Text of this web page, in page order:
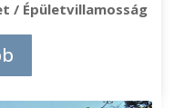
/ Épületvillamosság